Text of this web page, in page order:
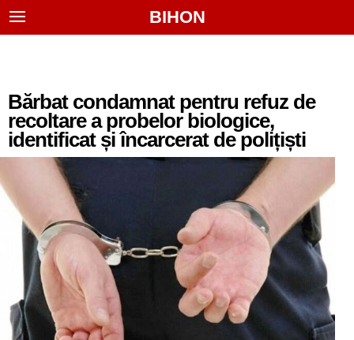
BIHON
Bărbat condamnat pentru refuz de
recoltare a probelor biologice,
identificat și încarcerat de polițiști